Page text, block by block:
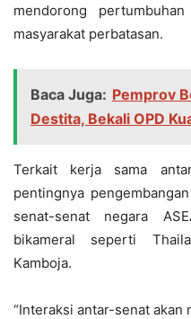
mendorong
masyarakat perbatasan.
Baca Juga: Pemprov
Destita, Bekali OPD
Terkait kerja sama
pentingnya
senat-senat negara
bikameral seperti
Kamboja.
“Interaksi antar-senat akan